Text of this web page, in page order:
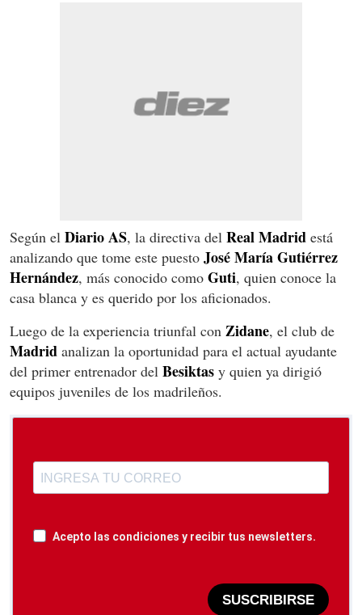
Según el Diario AS, la directiva del Real Madrid está
analizando que tome este puesto José María Gutiérrez
Hernández, más conocido como Guti, quien conoce la
casa blanca y es querido por los aficionados.
Luego de la experiencia triunfal con Zidane, el club de
Madrid analizan la oportunidad para el actual ayudante
del primer entrenador del Besiktas y quien ya dirigió
equipos juveniles de los madrileños.
Acepto las condiciones y recibir tus newsletters.
SUSCRIBIRSE